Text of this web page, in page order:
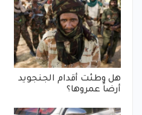
هل وطئت أقدام الجنجويد
أرضاً عمروها؟